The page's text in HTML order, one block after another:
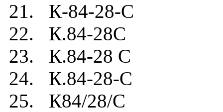
21. К-84-28-C
22. К.84-28C
23. К.84-28 C
24. К.84-28-C
25. К84/28/C